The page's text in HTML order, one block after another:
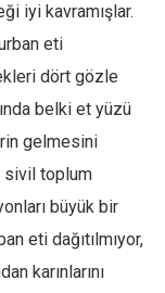
iyi kavramışlar.
eti
dört gözle
belki et yüzü
gelmesini
sivil toplum
büyük bir
eti dağıtılmıyor,
karınlarını